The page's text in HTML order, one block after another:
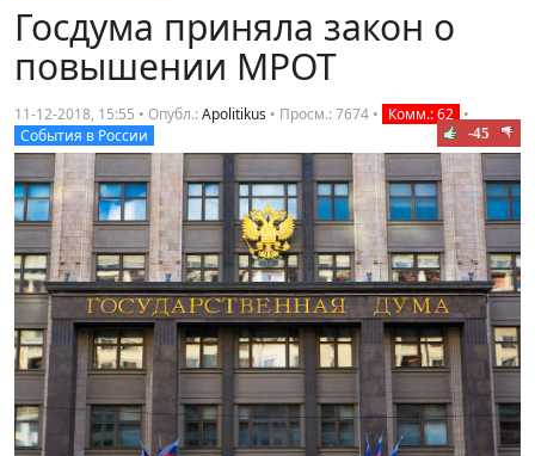
Госдума приняла закон о
повышении МРОТ
11-12-2018, 15:55 • Опубл.:Apolitikus • Просм.: 7674 • Комм.: 62 •
События в России
-45